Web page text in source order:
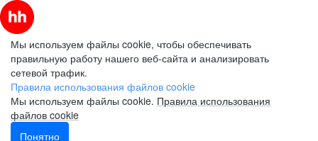
Мы используем файлы cookie, чтобы обеспечивать
правильную работу нашего веб-сайта и анализировать
сетевой трафик.
Правила использования файлов cookie
Мы используем файлы cookie. Правила использования
файлов cookie
Понятно